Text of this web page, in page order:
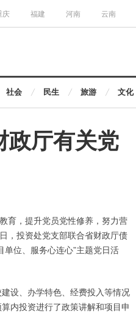
庆 福建 河南 云南
社会 民生 旅游 文化
政厅有关党
育，提升党员党性修养，努力营
，投资处党支部联合省财政厅债
位、服务心连心”主题党日活
设、办学特色、经费投入等情况
内投资进行了政策讲解和项目申